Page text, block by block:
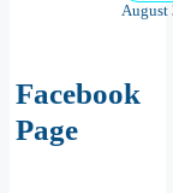
August
Facebook
Page